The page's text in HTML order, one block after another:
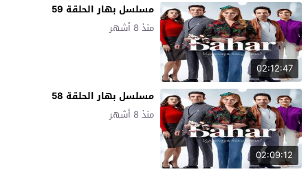
02:12:47
مسلسل بهار الحلقة 59
منذ 8 أشهر
02:09:12
مسلسل بهار الحلقة 58
منذ 8 أشهر